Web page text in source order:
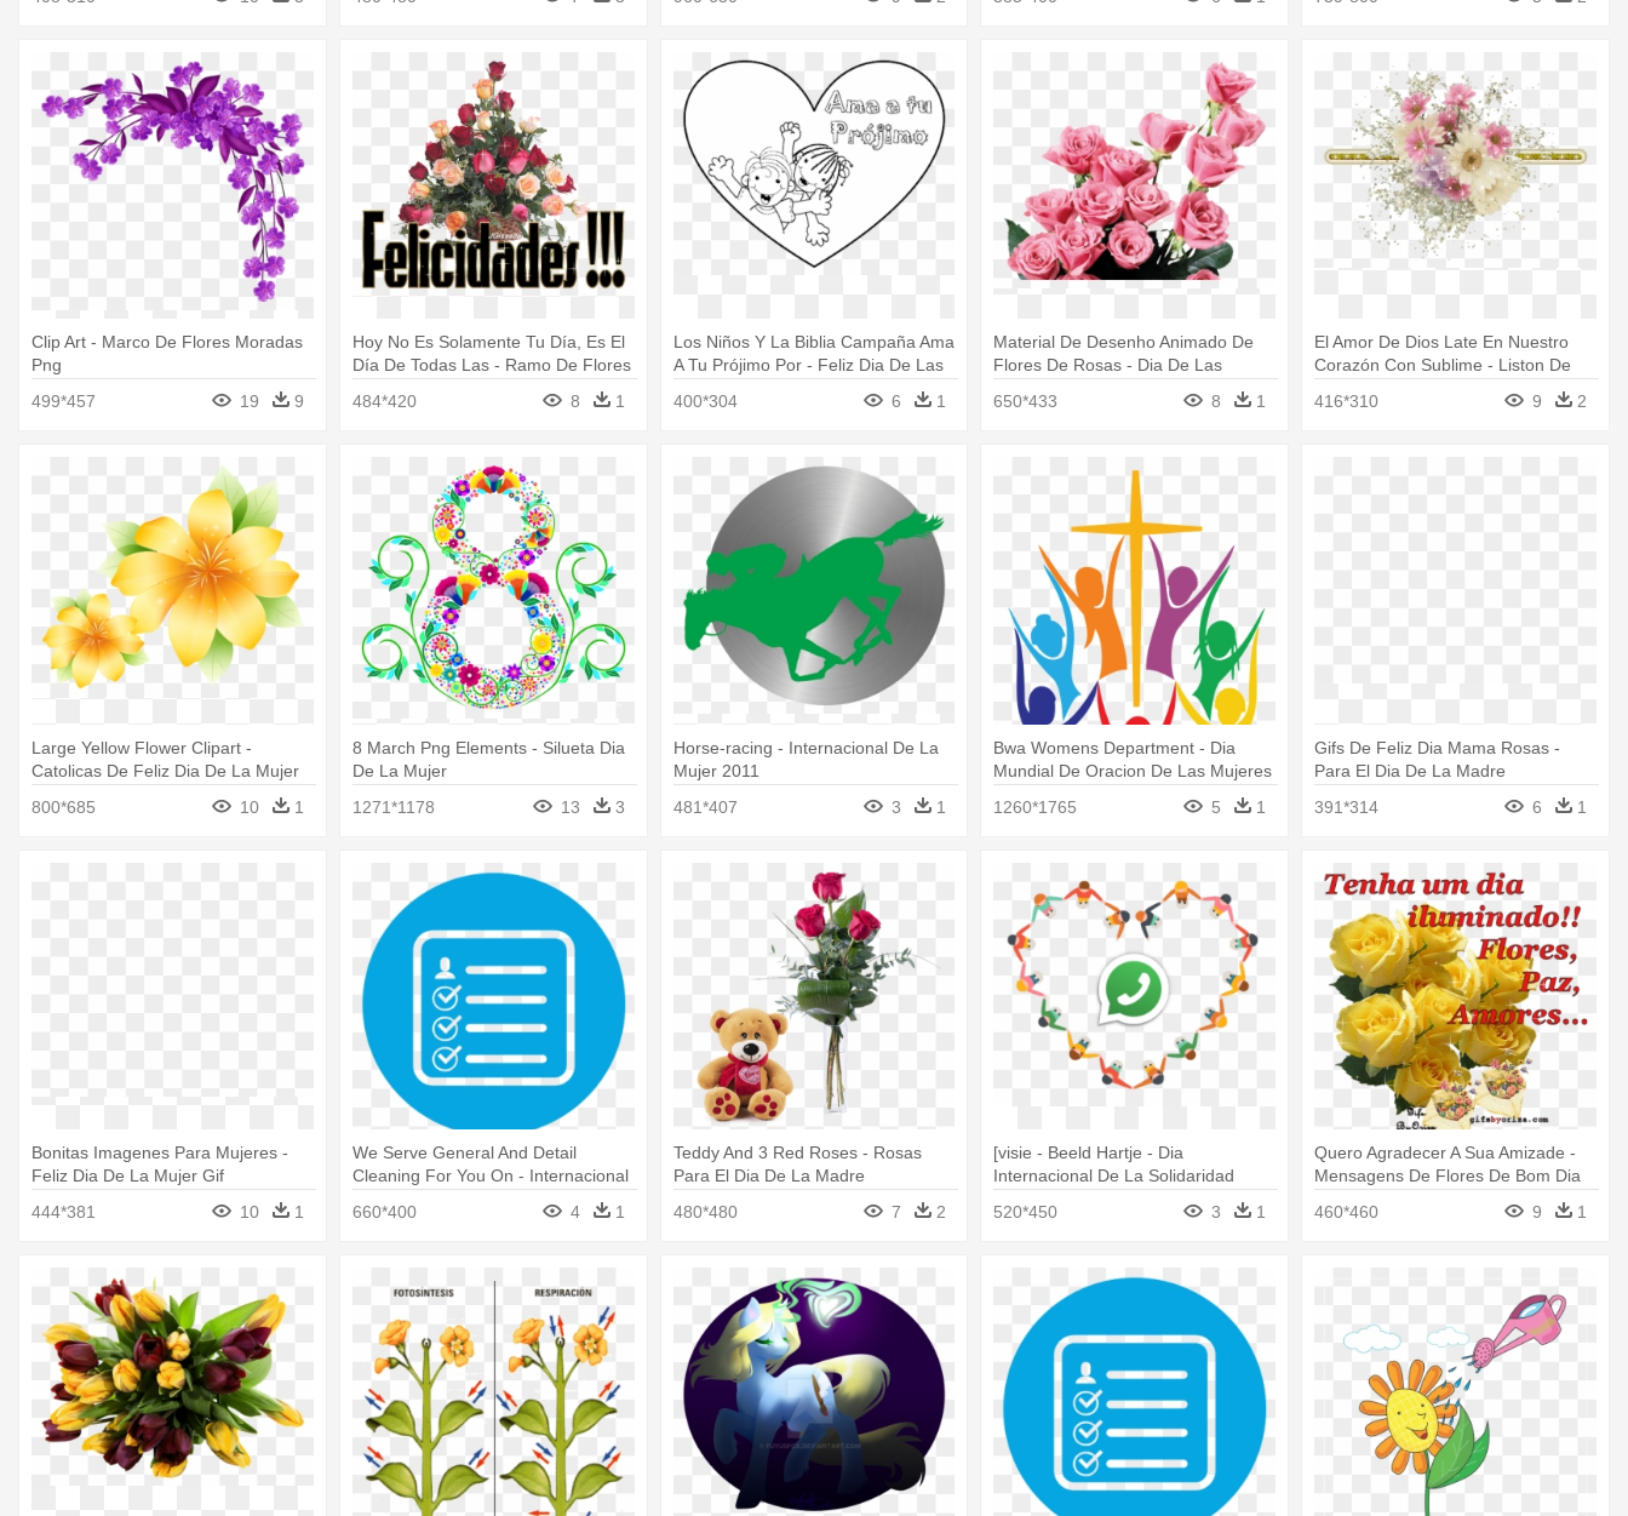
Clip Art - Marco De Flores Moradas
Png
499*457
19 9
Hoy No Es Solamente Tu Día, Es El
Día De Todas Las - Ramo De Flores
484*420 8 1
Los Niños Y La Biblia Campaña Ama
A Tu Prójimo Por - Feliz Dia De Las
400*304 6 1
Material De Desenho Animado De
Flores De Rosas - Dia De Las
650*433 8 1
El Amor De Dios Late En Nuestro
Corazón Con Sublime - Liston De
416*310 9 2
Large Yellow Flower Clipart -
Catolicas De Feliz Dia De La Mujer
800*685
10 1
8 March Png Elements - Silueta Dia
De La Mujer
1271*1178
13 3
Horse-racing - Internacional De La
Mujer 2011
481*407
3 1
Bwa Womens Department - Dia
Mundial De Oracion De Las Mujeres
1260*1765 5 1
Gifs De Feliz Dia Mama Rosas -
Para El Dia De La Madre
391*314
6 1
Bonitas Imagenes Para Mujeres -
Feliz Dia De La Mujer Gif
444*381
10 1
We Serve General And Detail
Cleaning For You On - Internacional
660*400 4 1
Teddy And 3 Red Roses - Rosas
Para El Dia De La Madre
480*480
7 2
[visie - Beeld Hartje - Dia
Internacional De La Solidaridad
520*450 3 1
Quero Agradecer A Sua Amizade -
Mensagens De Flores De Bom Dia
460*460
9 1